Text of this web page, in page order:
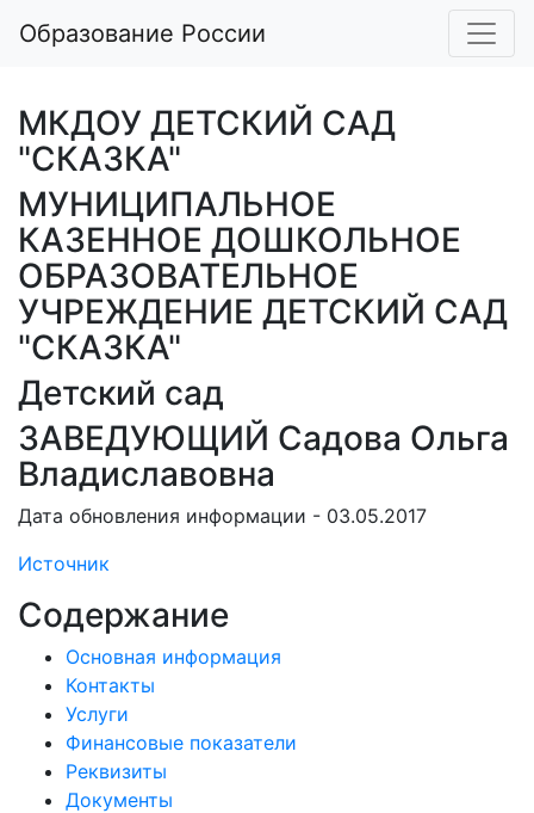
Образование России
МКДОУ ДЕТСКИЙ САД
"СКАЗКА"
МУНИЦИПАЛЬНОЕ
КАЗЕННОЕ ДОШКОЛЬНОЕ
ОБРАЗОВАТЕЛЬНОЕ
УЧРЕЖДЕНИЕ ДЕТСКИЙ САД
"СКАЗКА"
Детский сад
ЗАВЕДУЮЩИЙ Садова Ольга
Владиславовна
Дата обновления информации - 03.05.2017
Источник
Содержание
Основная информация
Контакты
Услуги
Финансовые показатели
Реквизиты
Документы